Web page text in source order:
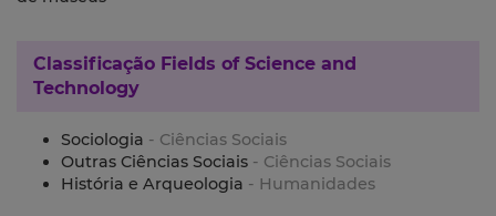
Classificação Fields of Science and
Technology
Sociologia - Ciências Sociais
Outras Ciências Sociais - Ciências Sociais
História e Arqueologia - Humanidades